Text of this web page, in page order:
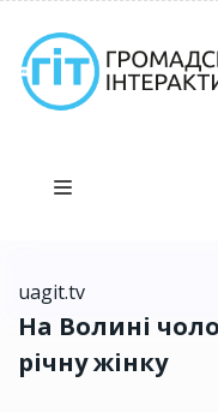
uagit.tv
На Волині
річну жінку